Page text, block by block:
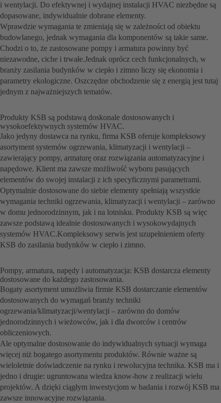
i wentylacji. Do efektywnej i wydajnej instalacji HVAC niezbędne są
dopasowane, indywidualnie dobrane elementy.
Wprawdzie wymagania te zmieniają się w zależności od obiektu
budowlanego, jednak wymagania dla komponentów są takie same.
Chodzi o to, że zastosowane pompy i armatura powinny być
niezawodne, ciche i trwałe.Jednak oprócz cech funkcjonalnych, w
branży zasilania budynków w ciepło i zimno liczy się ekonomia i
parametry ekologiczne. Oszczędne obchodzenie się z energią jest tutaj
jednym z najważniejszych tematów.
Produkty KSB są podstawą doskonale dostosowanych i
wysokoefektywnych systemów HVAC.
Jako jedyny dostawca na rynku, firma KSB oferuje kompleksowy
asortyment systemów ogrzewania, klimatyzacji i wentylacji –
zawierający pompy, armaturę oraz rozwiązania automatyzacyjne i
napędowe. Klient ma zawsze możliwość wyboru pasujących
elementów do swojej instalacji z ich specyficznymi parametrami.
Optymalnie dostosowane do siebie elementy spełniają wszystkie
wymagania techniki ogrzewania, klimatyzacji i wentylacji – zarówno
w domu jednorodzinnym, jak i na lotnisku. Produkty KSB są więc
zawsze podstawą idealnie dostosowanych i wysokowydajnych
systemów HVAC.Kompleksowy serwis jest uzupełnieniem oferty
KSB do zasilania budynków w ciepło i zimno.
Pompy, armatura, napędy i automatyzacja: KSB dostarcza elementy
dostosowane do każdego zastosowania.
Bogaty asortyment umożliwia firmie KSB dostarczanie elementów
dostosowanych do wymagań branży techniki
ogrzewania/klimatyzacji/wentylacji – zarówno do domów
jednorodzinnych i wieżowców, jak i dla dworców i centrów
obliczeniowych.
Ale optymalne dostosowanie do indywidualnych sytuacji wymaga
więcej niż bogatego asortymentu produktów. Równie ważne są
wieloletnie doświadczenie na rynku i rewolucyjna technika. KSB ma i
jedno i drugie: ugruntowana wiedza know-how z realizacji wielu
projektów. A dzięki ciągłym inwestycjom w badania i rozwój KSB ma
zawsze innowacyjne rozwiązania.